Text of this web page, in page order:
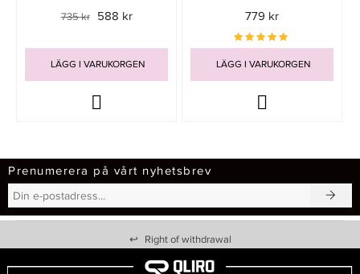
735 kr 588 kr
LÄGG I VARUKORGEN
779 kr
LÄGG I VARUKORGEN
Prenumerera på vårt nyhetsbrev
↩ Right of withdrawal